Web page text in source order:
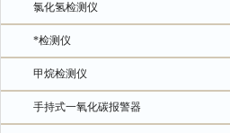
氯化氢检测仪
*检测仪
甲烷检测仪
手持式一氧化碳报警器